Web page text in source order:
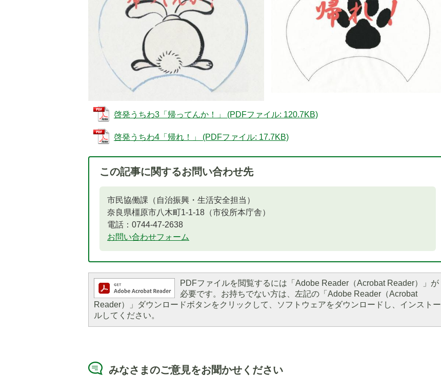
啓発うちわ3「帰ってんか！」 (PDFファイル: 120.7KB)
啓発うちわ4「帰れ！」 (PDFファイル: 17.7KB)
この記事に関するお問い合わせ先
市民協働課（自治振興・生活安全担当）
奈良県橿原市八木町1-1-18（市役所本庁舎）
電話：0744-47-2638
お問い合わせフォーム
PDFファイルを閲覧するには「Adobe Reader（Acrobat Reader）」が
必要です。お持ちでない方は、左記の「Adobe Reader（Acrobat
Reader）」ダウンロードボタンをクリックして、ソフトウェアをダウンロードし、インストー
ルしてください。
みなさまのご意見をお聞かせください
の
ラ
イ
ド
の
ス
ド